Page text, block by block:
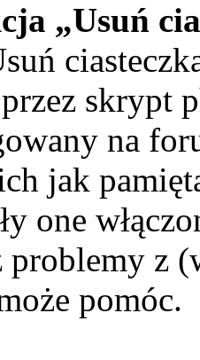
„Usuń
skrypt
na
jak
one
problemy z
pomóc.